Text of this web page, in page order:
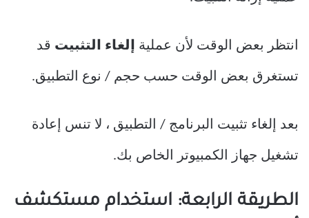
انتظر بعض الوقت لأن عملية إلغاء التثبيت قد
تستغرق بعض الوقت حسب حجم / نوع التطبيق.
بعد إلغاء تثبيت البرنامج / التطبيق ، لا تنس إعادة
تشغيل جهاز الكمبيوتر الخاص بك.
الطريقة الرابعة: استخدام مستكشف